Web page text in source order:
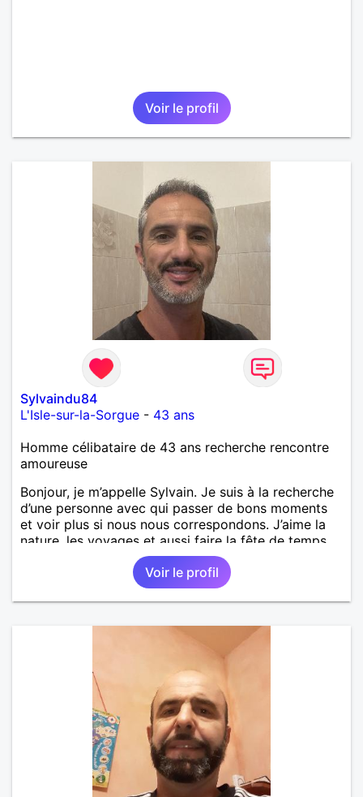
Voir le profil
Sylvaindu84
L'Isle-sur-la-Sorgue - 43 ans
Homme célibataire de 43 ans recherche rencontre
amoureuse
Bonjour, je m’appelle Sylvain. Je suis à la recherche
d’une personne avec qui passer de bons moments
et voir plus si nous nous correspondons. J’aime la
nature, les voyages et aussi faire la fête de temps
en temps ;-)Je suis papa d’un petit garçon de 7 ans
dont je m’occupe en garde alternée. J’aime à peu
près tous les styles de musique. (Oui je suis pas
trop fan de Jul). Je fais du sport pour garder la
Voir le profil